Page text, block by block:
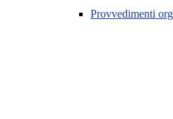
Provvedimenti